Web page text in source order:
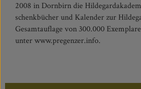
2008 in Dornbirn die
schenkbücher und Kalender zur
Gesamtauflage von 300.000
unter www.pregenzer.info.